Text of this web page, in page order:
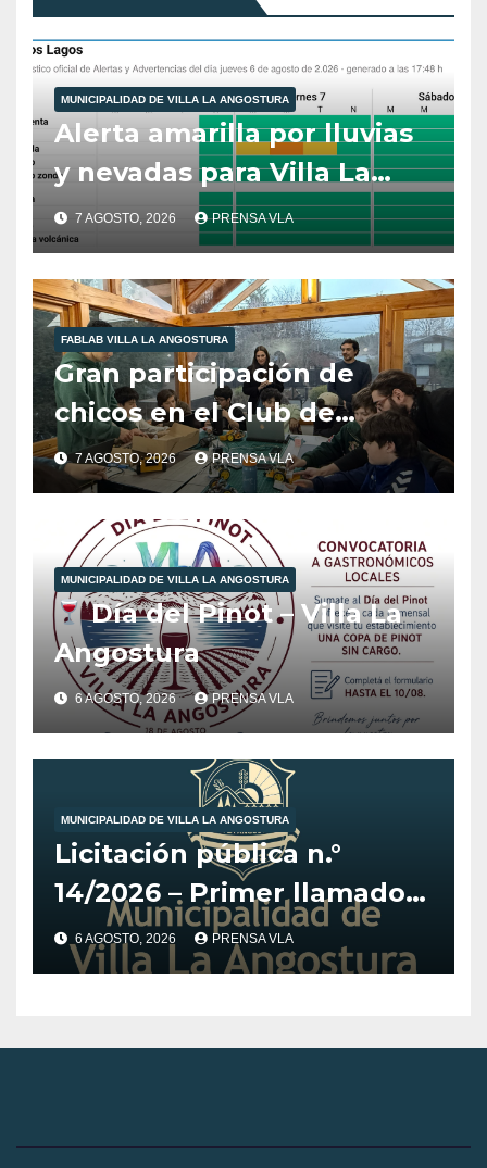
MUNICIPALIDAD DE VILLA LA ANGOSTURA
Alerta amarilla por lluvias
y nevadas para Villa La
Angostura.
7 AGOSTO, 2026 PRENSA VLA
FABLAB VILLA LA ANGOSTURA
Gran participación de
chicos en el Club de
Robótica de FabLab
Angostura.
7 AGOSTO, 2026 PRENSA VLA
MUNICIPALIDAD DE VILLA LA ANGOSTURA
Día del Pinot – Villa La
Angostura
6 AGOSTO, 2026 PRENSA VLA
MUNICIPALIDAD DE VILLA LA ANGOSTURA
Licitación pública n.°
14/2026 – Primer llamado
para la adquisición de
vehículo adaptado para
6 AGOSTO, 2026 PRENSA VLA